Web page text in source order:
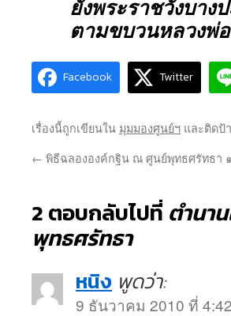
ยังพระราชวังบา
ตามขบวนหลวงพ่
Facebook Twitter
เรื่องนี้ถูกเขียนใน มุมมองศูนย์ฯ และติดป้
← พิธีฉลององค์กฐิน ณ ศูนย์พุทธศรัทธา
2 ตอบกลับไปที่ ตำนา
พุทธศรัทธา
หนิง พูดว่า:
9 ธันวาคม 2010 ที่